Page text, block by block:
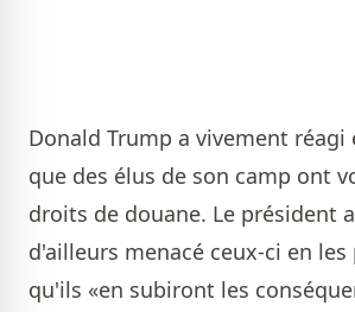
Donald Trump a vivement réagi
que des élus de son camp ont
droits de douane. Le président
d'ailleurs menacé ceux-ci en les
qu'ils «en subiront les